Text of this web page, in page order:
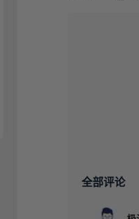
全部评论